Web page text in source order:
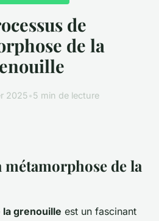
de
de la
2025•5 min de lecture
métamorphose de la
grenouille est un fascinant